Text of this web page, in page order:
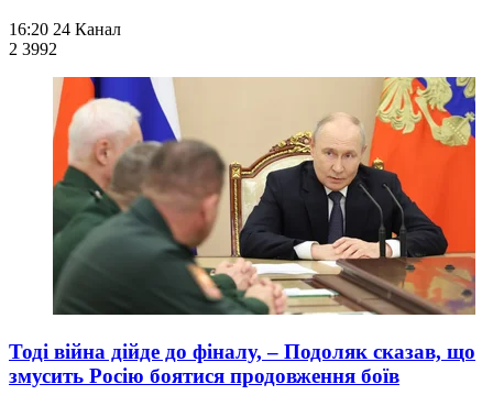
16:20 24 Канал
2 3992
Тоді війна дійде до фіналу, – Подоляк сказав, що
змусить Росію боятися продовження боїв